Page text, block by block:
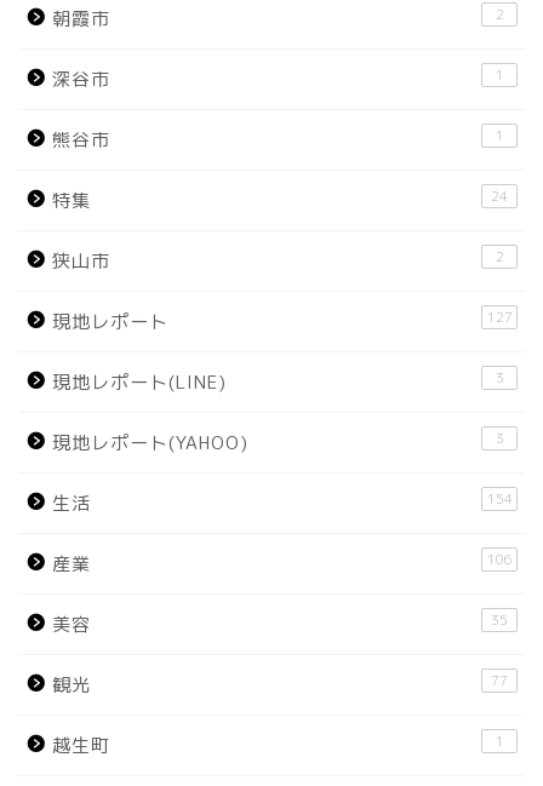
朝霞市 2
深谷市 1
熊谷市 1
特集 24
狭山市 2
現地レポート 127
現地レポート(LINE) 3
現地レポート(YAHOO) 3
生活 154
産業 106
美容 35
観光 77
越生町 1